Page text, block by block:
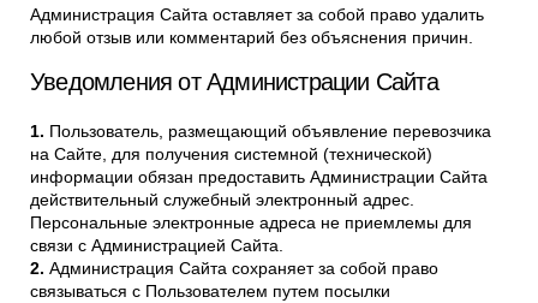
Администрация Сайта оставляет за собой право удалить
любой отзыв или комментарий без объяснения причин.
Уведомления от Администрации Сайта
Пользователь, размещающий объявление перевозчика
на Сайте, для получения системной (технической)
информации обязан предоставить Администрации Сайта
действительный служебный электронный адрес.
Персональные электронные адреса не приемлемы для
связи с Администрацией Сайта.
Администрация Сайта сохраняет за собой право
связываться с Пользователем путем посылки